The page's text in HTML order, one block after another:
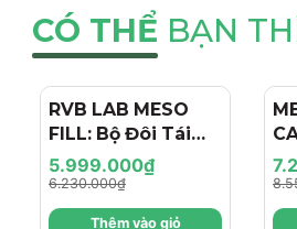
THÀNH PHẦN VÀ CÔNG
HYDRATING WHITENING
PHẦN CHÍNH
Niacinamide (Vitamin B3)
Dưỡng sáng và đều màu
CÓ THỂ BẠN
- 4%
RVB LAB MESO
FILL: Bộ Đôi Tái
Tạo & Nâng Cơ
Chuyên Sâu - Hiệu
Ứng "Filler + Botox
5.999.000₫
6.230.000₫
Thêm vào giỏ